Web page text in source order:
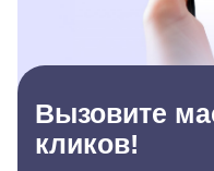
Вызовите
кликов!